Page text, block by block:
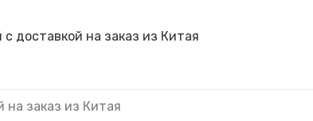
доставкой на заказ из Китая
на заказ из Китая